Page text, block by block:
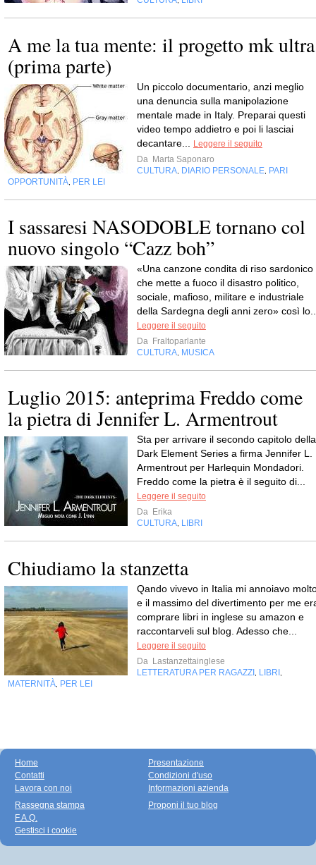
A me la tua mente: il progetto mk ultra
(prima parte)
Un piccolo documentario, anzi meglio
una denuncia sulla manipolazione
mentale made in Italy. Preparai questi
video tempo addietro e poi li lasciai
decantare...
Leggere il seguito
Da Marta Saponaro
CULTURA DIARIO PERSONALE PARI
OPPORTUNITÀ PER LEI
I sassaresi NASODOBLE tornano col
nuovo singolo “Cazz boh”
«Una canzone condita di riso sardonico
che mette a fuoco il disastro politico,
sociale, mafioso, militare e industriale
della Sardegna degli anni zero» così
Leggere il seguito
Da Fraltoparlante
CULTURA MUSICA
Luglio 2015: anteprima Freddo come
la pietra di Jennifer L. Armentrout
Sta per arrivare il secondo capitolo della
Dark Element Series a firma Jennifer L.
Armentrout per Harlequin Mondadori.
Freddo come la pietra è il seguito di...
Leggere il seguito
Da Erika
CULTURA LIBRI
Chiudiamo la stanzetta
Qando vivevo in Italia mi annoiavo
e il massimo del divertimento per me
comprare libri in inglese su amazon e
raccontarveli sul blog. Adesso che...
Leggere il seguito
Da Lastanzettainglese
LETTERATURA PER RAGAZZI
LIBRI
MATERNITÀ PER LEI
Home
Contatti
Lavora con noi
Presentazione
Condizioni d'uso
Informazioni azienda
Rassegna stampa
F.A.Q.
Gestisci i cookie
Proponi il tuo blog